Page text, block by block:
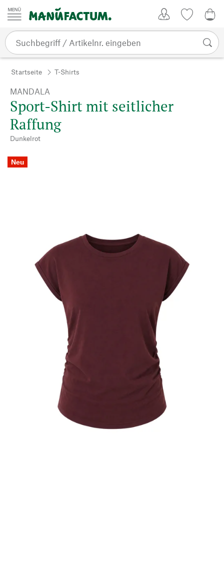
Zum Inhalt springen
Startseite T-Shirts
MANDALA
Sport-Shirt mit seitlicher
Raffung
Dunkelrot
Neu